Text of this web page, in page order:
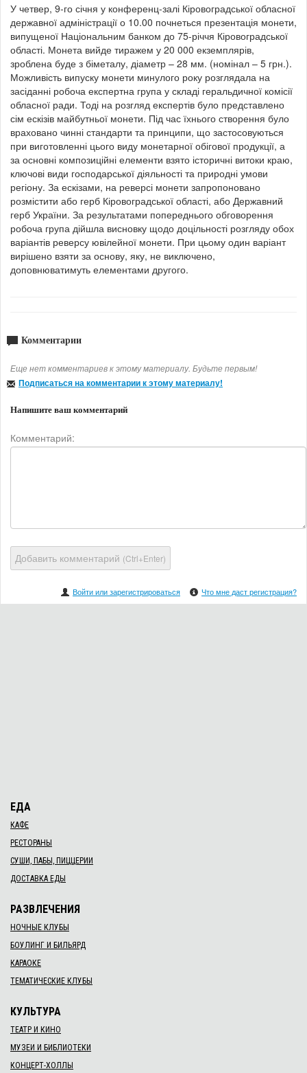
У четвер, 9-го січня у конференц-залі Кіровоградської обласної
державної адміністрації о 10.00 почнеться презентація монети,
випущеної Національним банком до 75-річчя Кіровоградської
області. Монета вийде тиражем у 20 000 екземплярів,
зроблена буде з біметалу, діаметр – 28 мм. (номінал – 5 грн.).
Можливість випуску монети минулого року розглядала на
засіданні робоча експертна група у складі геральдичної комісії
обласної ради. Тоді на розгляд експертів було представлено
сім ескізів майбутньої монети. Під час їхнього створення було
враховано чинні стандарти та принципи, що застосовуються
при виготовленні цього виду монетарної обігової продукції, а
за основні композиційні елементи взято історичні витоки краю,
ключові види господарської діяльності та природні умови
регіону. За ескізами, на реверсі монети запропоновано
розмістити або герб Кіровоградської області, або Державний
герб України. За результатами попереднього обговорення
робоча група дійшла висновку щодо доцільності розгляду обох
варіантів реверсу ювілейної монети. При цьому один варіант
вирішено взяти за основу, яку, не виключено,
доповнюватимуть елементами другого.
Комментарии
Еще нет комментариев к этому материалу. Будьте первым!
Подписаться на комментарии к этому материалу!
Напишите ваш комментарий
Комментарий:
Добавить комментарий (Ctrl+Enter)
Войти или зарегистрироваться Что мне даст регистрация?
ЕДА
КАФЕ
РЕСТОРАНЫ
СУШИ, ПАБЫ, ПИЦЦЕРИИ
ДОСТАВКА ЕДЫ
РАЗВЛЕЧЕНИЯ
НОЧНЫЕ КЛУБЫ
БОУЛИНГ И БИЛЬЯРД
КАРАОКЕ
ТЕМАТИЧЕСКИЕ КЛУБЫ
КУЛЬТУРА
ТЕАТР И КИНО
МУЗЕИ И БИБЛИОТЕКИ
КОНЦЕРТ-ХОЛЛЫ